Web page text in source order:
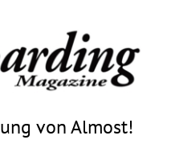
von Almost!